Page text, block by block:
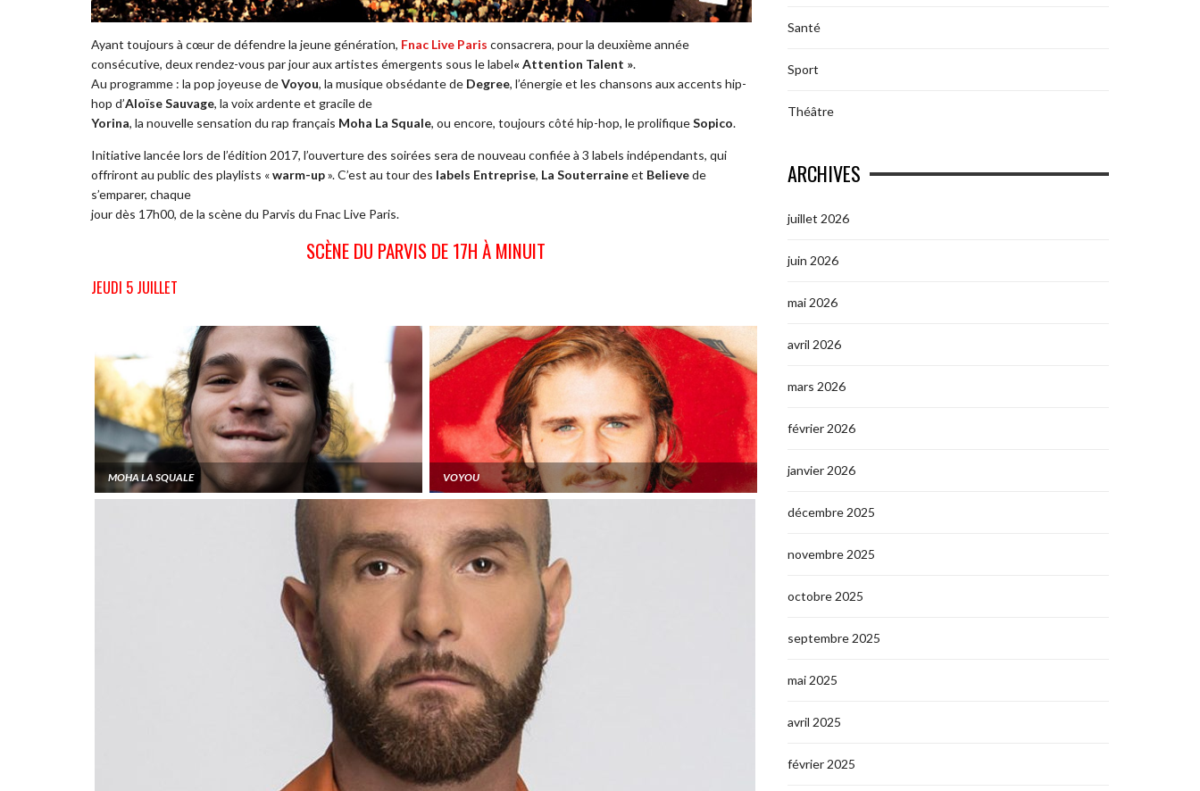
Ayant toujours à cœur de défendre la jeune génération, Fnac Live Paris consacrera, pour la deuxième année
consécutive, deux rendez-vous par jour aux artistes émergents sous le label« Attention Talent ».
Au programme : la pop joyeuse deVoyou, la musique obsédante de Degree, l’énergie et les chansons aux accents hip-
hop d’Aloïse Sauvage, la voix ardente et gracile de
Yorina, la nouvelle sensation du rap français Moha La Squale, ou encore, toujours côté hip-hop, le prolifiqueSopico.
Initiative lancée lors de l’édition 2017, l’ouverture des soirées sera de nouveau confiée à 3 labels indépendants, qui
offriront au public des playlists «warm-up». C’est au tour des labels Entreprise, La Souterraineet Believede
s’emparer, chaque
jour dès 17h00, de la scène du Parvis du Fnac Live Paris.
SCÈNE DU PARVIS DE 17H À MINUIT
JEUDI 5 JUILLET
MOHA LA SQUALE VOYOU
Santé
Sport
Théâtre
ARCHIVES
juillet 2026
juin 2026
mai 2026
avril 2026
mars 2026
février 2026
janvier 2026
décembre 2025
novembre 2025
octobre 2025
septembre 2025
mai 2025
avril 2025
février 2025